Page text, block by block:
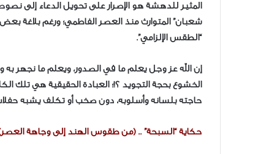
​المثير للدهشة هو الإصرار على تحويل الدعاء إلى
شعبان” المتوارث منذ العصر الفاطمي؛ ورغم بلاغة
“الطقس الإلزامي”.
​إن الله عز وجل يعلم ما في الصدور، ويعلم ما نجهر
الخشوع بحجة التجويد ؟!؛ العبادة الحقيقية هي تلك
حاجته بلسانه وأسلوبه، دون صخب أو تكلف يشبه
حكاية “السبحة” .. (من طقوس الهند إلى وجاهة